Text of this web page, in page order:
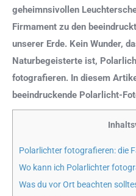
geheimnsivollen
Firmament zu den
unserer Erde. Kein Wunder,
Naturbegeisterte ist,
fotografieren. In diesem
beeindruckende Polarlicht-
Polarlichter fotografieren: die
Wo kann ich Polarlichter
Was du vor Ort beachten